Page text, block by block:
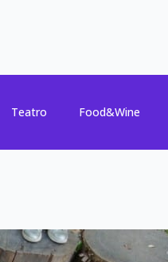
Teatro Food&Wine